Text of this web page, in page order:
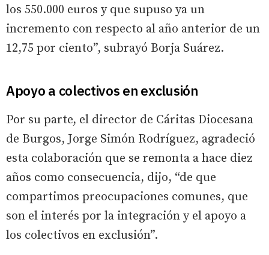
los 550.000 euros y que supuso ya un
incremento con respecto al año anterior de un
12,75 por ciento”, subrayó Borja Suárez.
Apoyo a colectivos en exclusión
Por su parte, el director de Cáritas Diocesana
de Burgos, Jorge Simón Rodríguez, agradeció
esta colaboración que se remonta a hace diez
años como consecuencia, dijo, “de que
compartimos preocupaciones comunes, que
son el interés por la integración y el apoyo a
los colectivos en exclusión”.